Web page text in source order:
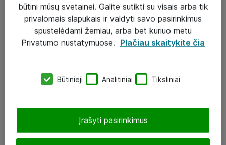
Įgyvendinti projektai
Atea ekspertų patarimai verslui
eShop@atea.lt
būtini mūsų svetainei. Galite sutikti su visais arba tik
privalomais slapukais ir valdyti savo pasirinkimus
spustelėdami žemiau, arba bet kuriuo metu
Privatumo nustatymuose. Plačiau skaitykite čia
Būtinieji Analitiniai Tiksliniai
Įrašyti pasirinkimus